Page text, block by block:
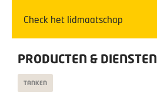
Check het lidmaatschap
PRODUCTEN & DIENSTEN
TANKEN